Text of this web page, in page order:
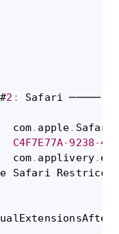
2 : Safari ─────
com
. apple. Safari
C4F7E77A-9238-4
com
. applivery.
Safari